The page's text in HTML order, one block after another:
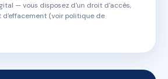
— vous disposez d'un droit d'accès,
(voir politique de